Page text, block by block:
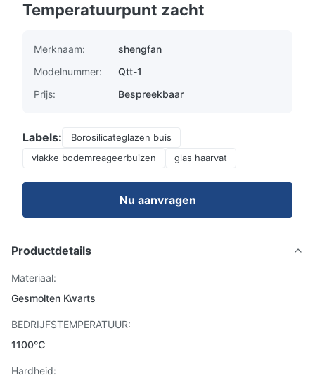
Temperatuurpunt zacht
Merknaam:
shengfan
Modelnummer:
Qtt-1
Prijs:
Bespreekbaar
Labels:
Borosilicateglazen buis
vlakke bodemreageerbuizen
glas haarvat
Nu aanvragen
Productdetails
Materiaal:
Gesmolten Kwarts
BEDRIJFSTEMPERATUUR:
1100℃
Hardheid: